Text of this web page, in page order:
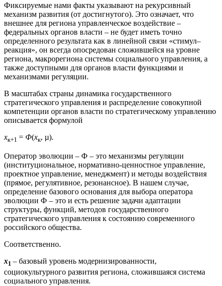
Фиксируемые нами факты указывают на рекурсивный
механизм развития (от достигнутого). Это означает, что
внешнее для региона управленческое воздействие –
федеральных органов власти – не будет иметь точно
определенного результата как в линейной связи «стимул–
реакция», он всегда опосредован сложившейся на уровне
региона, макрорегиона системы социального управления, а
также доступными для органов власти функциями и
механизмами регуляции.
В масштабах страны динамика государственного
стратегического управления и распределение совокупной
компетенции органов власти по стратегическому управлению
описывается формулой
хк+1 = Ф(хк, µ).
Оператор эволюции – Ф – это механизмы регуляции
(институциональное, нормативно-ценностное управление,
проектное управление, менеджмент) и методы воздействия
(прямое, регулятивное, резонансное). В нашем случае,
определение базового основания для выбора оператора
эволюции Ф – это и есть решение задачи адаптации
структуры, функций, методов государственного
стратегического управления к состоянию современного
российского общества.
Соответственно.
х1 – базовый уровень модернизированности,
социокультурного развития региона, сложившаяся система
социального управления.